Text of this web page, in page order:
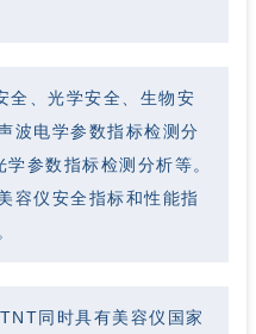
全、光学安全、生物安
波电学参数指标检测分
参数指标检测分析等。
容仪安全指标和性能指
同时具有美容仪国家